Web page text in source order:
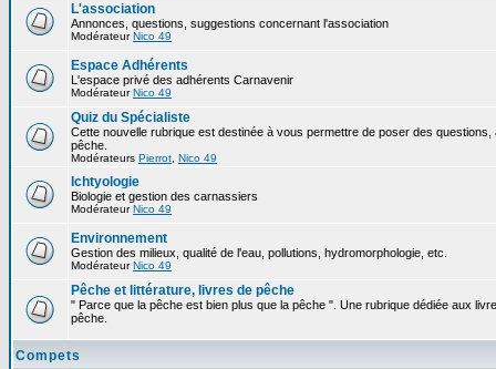
L'association
Annonces, questions, suggestions concernant l'association
ModérateurNico 49
Espace Adhérents
L'espace privé des adhérents Carnavenir
ModérateurNico 49
Quiz du Spécialiste
Cette nouvelle rubrique est destinée à vous permettre de poser des
pêche.
Modérateurs Pierrot Nico 49
Ichtyologie
Biologie et gestion des carnassiers
ModérateurNico 49
Environnement
Gestion des milieux, qualité de l'eau, pollutions, hydromorphologie, etc.
ModérateurNico 49
Pêche et littérature, livres de pêche
" Parce que la pêche est bien plus que la pêche ". Une rubrique dédiée aux
pêche.
Compets